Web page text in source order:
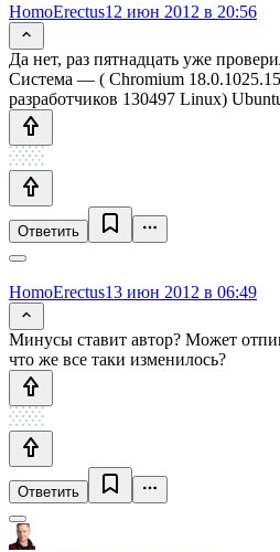
HomoErectus12 июн 2012 в 20:56
Да нет, раз пятнадцать уже
Система — ( Chromium
разработчиков 130497 Linux)
Ответить
HomoErectus13 июн 2012 в 06:49
Минусы ставит автор? Может
что же все таки изменилось?
Ответить